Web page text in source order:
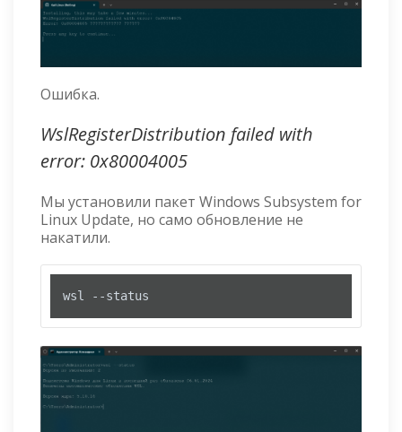
Ошибка.
WslRegisterDistribution failed with
error: 0x80004005
Мы установили пакет Windows Subsystem for
Linux Update, но само обновление не
накатили.
wsl --status